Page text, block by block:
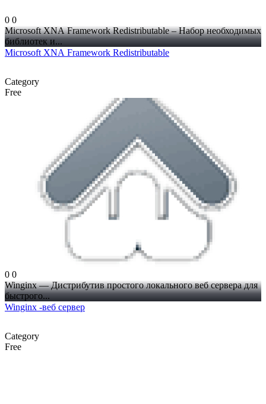
0 0
Microsoft XNA Framework Redistributable – Набор необходимых
библиотек и...
Microsoft XNA Framework Redistributable
Category
Free
0 0
Winginx — Дистрибутив простого локального веб сервера для
быстрого...
Winginx -веб сервер
Category
Free